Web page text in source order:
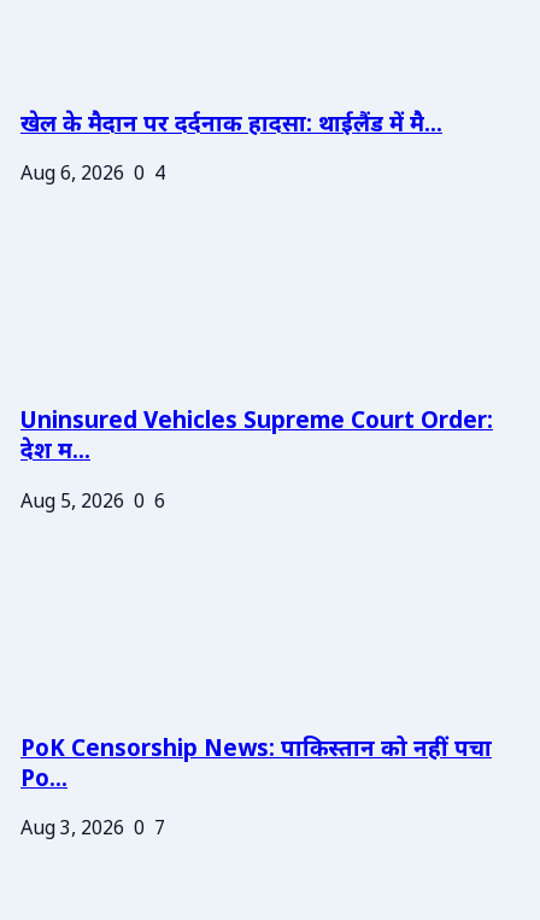
खेल के मैदान पर दर्दनाक हादसा: थाईलैंड में मै...
Aug 6, 2026 0 4
Uninsured Vehicles Supreme Court Order:
देश म...
Aug 5, 2026 0 6
PoK Censorship News: पाकिस्तान को नहीं पचा
Po...
Aug 3, 2026 0 7